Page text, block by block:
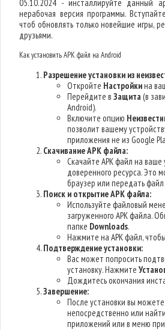
05.10.2024 - инсталлируйте данный
нерабочая версия программы.
чтоб обновлять только новейшие игры,
друзьями.
Как установить APK файл на Android
Разрешение установки из
Откройте Настройкина
Перейдите вЗащита(в
Android).
Включите опцию
позволит вашему
приложения не из Google
Скачивание APK файла:
Скачайте APK файл на ваше
доверенного ресурса. Это
браузер или передать файл
Поиск и открытие APK файла:
Используйте файловый
загруженного APK файла.
папке Downloads.
Нажмите на APK файл,
Подтверждение установки:
Вас может попросить
установку. Нажмите
Дождитесь окончания
Завершение:
После установки вы
непосредственно или
приложений или в меню